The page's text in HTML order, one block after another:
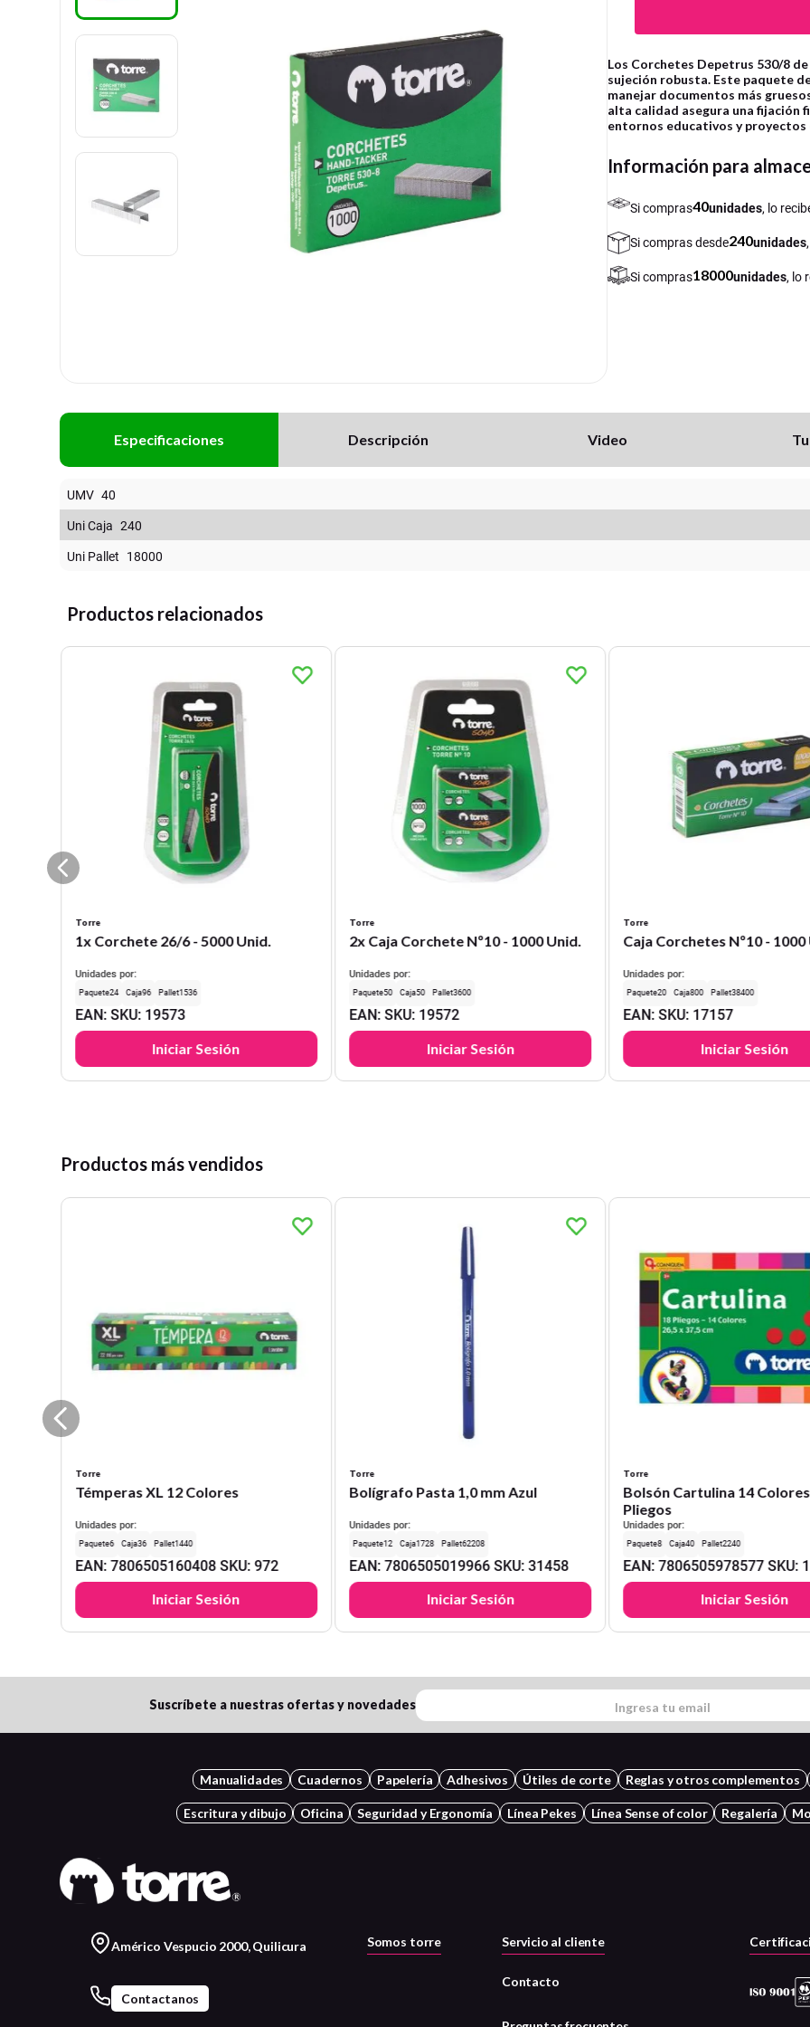
Los Corchetes Depetrus 530/8
sujeción robusta. Este paquete
manejar documentos más
alta calidad asegura una fijación
entornos educativos y proyectos
Información para
Si compras40unidades, lo
Si compras desde240unidades
Si compras18000unidades, lo
Especificaciones Descripción Video
UMV 40
Uni Caja 240
Uni Pallet 18000
Productos relacionados
Torre
1x Corchete 26/6 - 5000 Unid.
Unidades por:
24 96 1536
EAN: SKU: 19573
Iniciar Sesión
Torre
2x Caja Corchete Nº10 - 1000 Unid.
Unidades por:
50 50 3600
EAN: SKU: 19572
Iniciar Sesión
Torre
Caja Corchetes Nº10 - 1000
Unidades por:
20 800 38400
EAN: SKU: 17157
Iniciar Sesión
Productos más vendidos
Torre
Témperas XL 12 Colores
Unidades por:
6 36 1440
EAN:7806505160408 SKU:972
Iniciar Sesión
Torre
Bolígrafo Pasta 1,0 mm Azul
Unidades por:
12 1728 62208
EAN:7806505019966 SKU:31458
Iniciar Sesión
Torre
Bolsón Cartulina 14
Pliegos
Unidades por:
8 40 2240
EAN:7806505978577 SKU:
Iniciar Sesión
Suscríbete a nuestras ofertas y novedades
Manualidades Cuadernos Papelería Adhesivos Útiles de corte Reglas y otros complementos
Escritura y dibujo Oficina Seguridad y Ergonomía Línea Pekes Línea Sense of color Regalería
Américo Vespucio 2000, Quilicura
Contactanos
Somos torre Servicio al cliente
Contacto
8. harry potter
10. lapiz